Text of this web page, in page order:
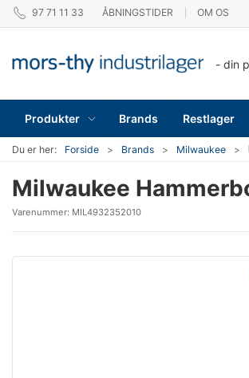
97 71 11 33 ÅBNINGSTIDER OM OS
- din
Produkter Brands Restlager
Du er her: Forside Brands Milwaukee
Milwaukee
Varenummer: MIL4932352010